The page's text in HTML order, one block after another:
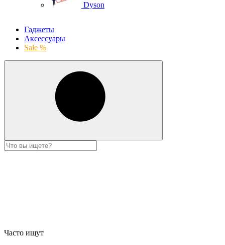
Dyson
Гаджеты
Аксессуары
Sale %
Часто ищут